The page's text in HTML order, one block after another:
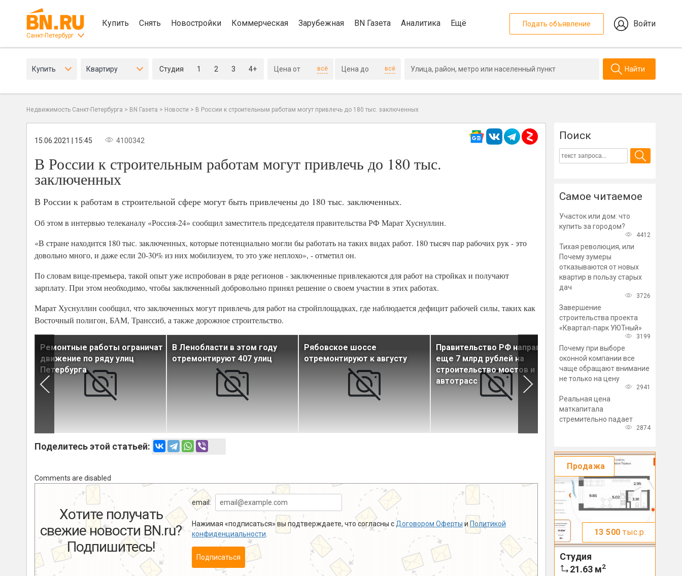
Санкт-Петербург
Купить Снять Новостройки Коммерческая Зарубежная BN Газета Аналитика Ещё Подать объявление Войти
Купить Квартиру Студия 1 2 3 4+ всё всё Найти
Недвижимость Санкт-Петербурга > BN Газета > Новости > В России к строительным работам могут привлечь до 180 тыс. заключенных
15.06.2021 | 15:45 4100342
В России к строительным работам могут привлечь до 180 тыс.
заключенных
В России к работам в строительной сфере могут быть привлечены до 180 тыс. заключенных.
Об этом в интервью телеканалу «Россия-24» сообщил заместитель председателя правительства РФ Марат Хуснуллин.
«В стране находится 180 тыс. заключенных, которые потенциально могли бы работать на таких видах работ. 180 тысяч пар рабочих рук - это
довольно много, и даже если 20-30% из них мобилизуем, то это уже неплохо», - отметил он.
По словам вице-премьера, такой опыт уже испробован в ряде регионов - заключенные привлекаются для работ на стройках и получают
зарплату. При этом необходимо, чтобы заключенный добровольно принял решение о своем участии в этих работах.
Марат Хуснуллин сообщил, что заключенных могут привлечь для работ на стройплощадках, где наблюдается дефицит рабочей силы, таких как
Восточный полигон, БАМ, Транссиб, а также дорожное строительство.
Ремонтные работы ограничат
движение по ряду улиц
Петербурга
В Ленобласти в этом году
отремонтируют 407 улиц
Рябовское шоссе
отремонтируют к августу
Правительство РФ направит
еще 7 млрд рублей на
строительство мостов и
автотрасс
В Ленобласти
одну из самых
автотрасс
Поделитесь этой статьей:
Comments are disabled
Хотите получать
свежие новости BN.ru?
Подпишитесь!
email:
Нажимая «подписаться» вы подтверждаете, что согласны с Договором Оферты и Политикой
конфиденциальности
Подписаться
Поиск
Самое читаемое
Участок или дом: что
купить за городом?
4412
Тихая революция, или
Почему зумеры
отказываются от новых
квартир в пользу старых
дач
3726
Завершение
строительства проекта
«Квартал-парк УЮТный»
3199
Почему при выборе
оконной компании все
чаще обращают внимание
не только на цену
2941
Реальная цена
маткапитала
стремительно падает
2874
Продажа
13 500 тыс.р.
Студия
21.63 м2